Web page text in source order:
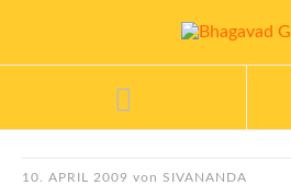
10. APRIL 2009 von SIVANANDA